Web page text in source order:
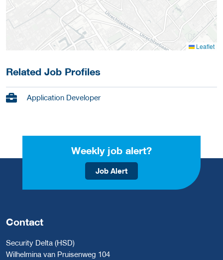
Leaflet
Related Job Profiles
Application Developer
Weekly job alert?
Job Alert
Contact
Security Delta (HSD)
Wilhelmina van Pruisenweg 104